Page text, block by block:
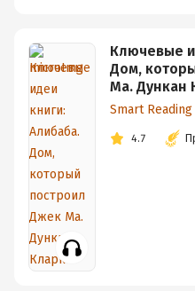
Ключевые
Дом,
Ма. Дункан
Smart Reading
4.7